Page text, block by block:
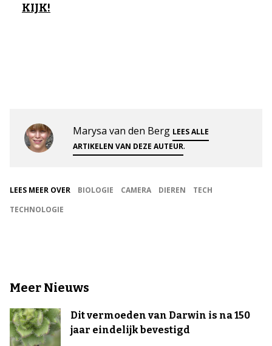
KIJK!
Marysa van den Berg LEES ALLE
ARTIKELEN VAN DEZE AUTEUR.
LEES MEER OVER BIOLOGIE CAMERA DIEREN
TECH
TECHNOLOGIE
Meer Nieuws
Dit vermoeden van Darwin is na 150
jaar eindelijk bevestigd